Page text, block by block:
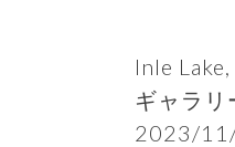
Inle
ギャラ
2023/